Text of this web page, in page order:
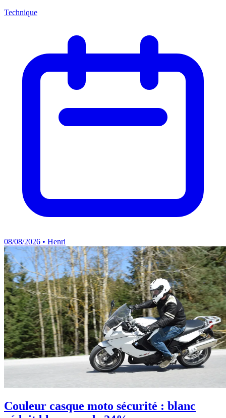
Technique
08/08/2026 • Henri
Couleur casque moto sécurité : blanc